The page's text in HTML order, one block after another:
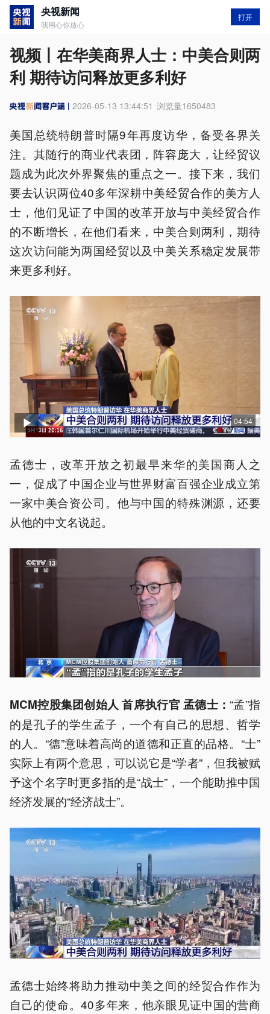
央视新闻
我用心你放心
打开
视频丨在华美商界人士：中美合则两
利 期待访问释放更多利好
2026-05-13 13:44:51 浏览量1650483
美国总统特朗普时隔9年再度访华，备受各界关
注。其随行的商业代表团，阵容庞大，让经贸议
题成为此次外界聚焦的重点之一。接下来，我们
要去认识两位40多年深耕中美经贸合作的美方人
士，他们见证了中国的改革开放与中美经贸合作
的不断增长，在他们看来，中美合则两利，期待
这次访问能为两国经贸以及中美关系稳定发展带
来更多利好。
04:54
孟德士，改革开放之初最早来华的美国商人之
一，促成了中国企业与世界财富百强企业成立第
一家中美合资公司。他与中国的特殊渊源，还要
从他的中文名说起。
MCM控股集团创始人 首席执行官 孟德士： “孟”指
的是孔子的学生孟子，一个有自己的思想、哲学
的人。“德”意味着高尚的道德和正直的品格。“士”
实际上有两个意思，可以说它是“学者”，但我被赋
予这个名字时更多指的是“战士”，一个能助推中国
经济发展的“经济战士”。
孟德士始终将助力推动中美之间的经贸合作作为
自己的使命。40多年来，他亲眼见证中国的营商